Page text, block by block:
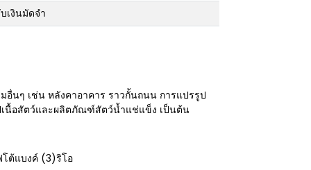
เงินมัดจำ
นๆ เช่น หลังคาอาคาร ราวกั้นถนน การแปรรูป
เนื้อสัตว์และผลิตภัณฑ์สัตว์น้ำแช่แข็ง เป็นต้น